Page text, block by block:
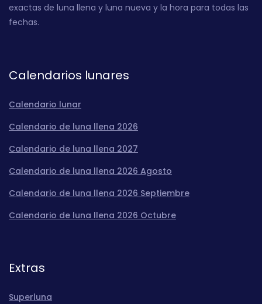
exactas de luna llena y luna nueva y la hora para todas las
fechas.
Calendarios lunares
Calendario lunar
Calendario de luna llena 2026
Calendario de luna llena 2027
Calendario de luna llena 2026 Agosto
Calendario de luna llena 2026 Septiembre
Calendario de luna llena 2026 Octubre
Extras
Superluna